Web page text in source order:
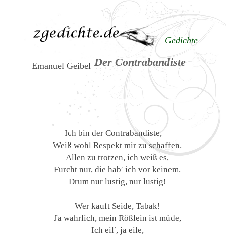
Gedichte
Der Contrabandiste
Emanuel Geibel
Ich bin der Contrabandiste,
Weiß wohl Respekt mir zu schaffen.
Allen zu trotzen, ich weiß es,
Furcht nur, die hab′ ich vor keinem.
Drum nur lustig, nur lustig!
Wer kauft Seide, Tabak!
Ja wahrlich, mein Rößlein ist müde,
Ich eil′, ja eile,